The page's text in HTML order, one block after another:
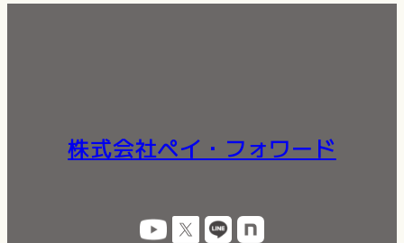
株式会社ペイ・フォワード